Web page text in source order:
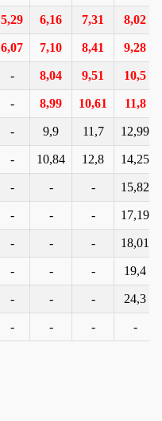
5,29 6,16 7,31 8,02
6,07 7,10 8,41 9,28
- 8,04 9,51 10,5
- 8,99 10,61 11,8
- 9,9 11,7 12,99
- 10,84 12,8 14,25
- - - 15,82
- - - 17,19
- - - 18,01
- - - 19,4
- - - 24,3
- - - -